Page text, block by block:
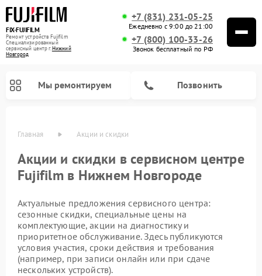
FIX-FUJIFILM
Ремонт устройств Fujifilm
Специализированный
cервисный центр г.Нижний
Новгород
+7 (831) 231-05-25
Ежедневно с 9:00 до 21:00
+7 (800) 100-33-26
Звонок бесплатный по РФ
Мы ремонтируем Позвонить
Главная Акции и скидки
Акции и скидки в сервисном центре
Fujifilm в Нижнем Новгороде
Актуальные предложения сервисного центра:
сезонные скидки, специальные цены на
комплектующие, акции на диагностику и
приоритетное обслуживание. Здесь публикуются
условия участия, сроки действия и требования
(например, при записи онлайн или при сдаче
нескольких устройств).